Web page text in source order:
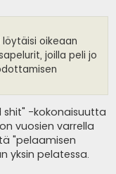
oikeaan
joilla peli jo
shit" -kokonaisuutta
vuosien varrella
"pelaamisen
yksin pelatessa.